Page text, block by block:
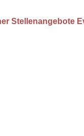
Stellenangebote